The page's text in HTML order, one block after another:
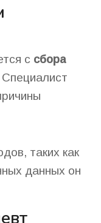
с сбора
таких как
данных он